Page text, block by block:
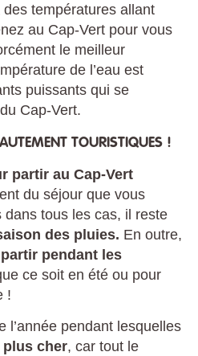
températures allant
au Cap-Vert pour vous
le meilleur
de l’eau est
puissants qui se
du Cap-Vert.
TOURISTIQUES !
partir au Cap-Vert
du séjour que vous
tous les cas, il reste
des pluies. En outre,
partir pendant les
ce soit en été ou pour
!
l’année pendant lesquelles
plus cher, car tout le